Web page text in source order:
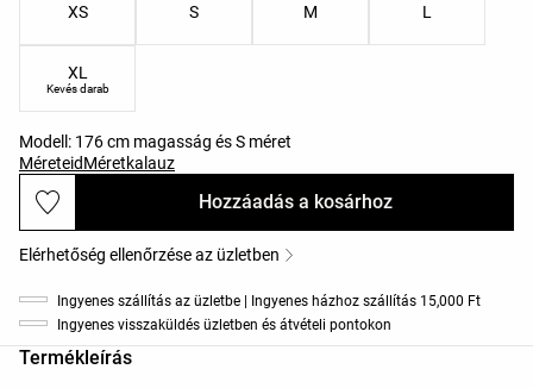
XS S M L
XL
Kevés darab
Modell: 176 cm magasság és S méret
MéreteidMéretkalauz
Hozzáadás a kosárhoz
Elérhetőség ellenőrzése az üzletben
Ingyenes szállítás az üzletbe | Ingyenes házhoz szállítás 15,000 Ft
Ingyenes visszaküldés üzletben és átvételi pontokon
Termékleírás